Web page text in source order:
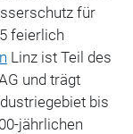
für
feierlich
Linz ist Teil des
und trägt
bis
jährlichen